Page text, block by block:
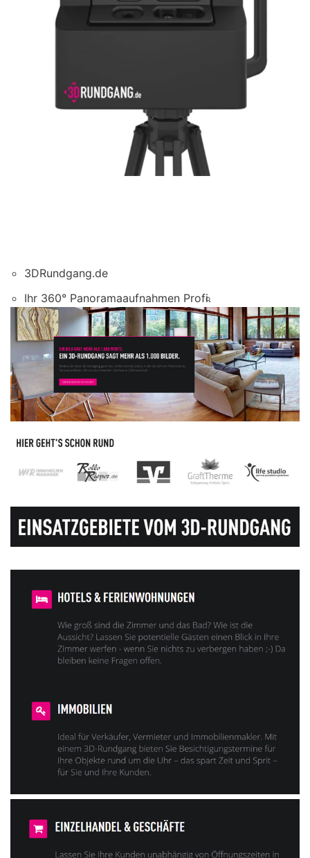
3DRundgang.de
Ihr 360° Panoramaaufnahmen Profi.